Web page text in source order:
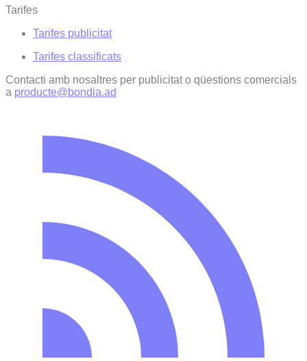
Tarifes
Tarifes publicitat
Tarifes classificats
Contacti amb nosaltres per publicitat o qüestions comercials
a producte@bondia.ad